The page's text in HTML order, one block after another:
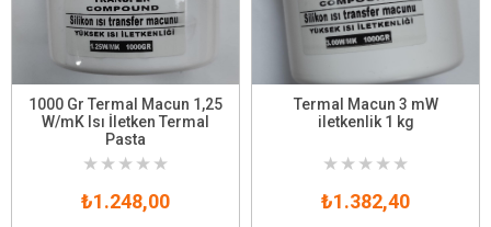
1000 Gr Termal Macun 1,25
W/mK Isı İletken Termal
Pasta
★ ★ ★ ★ ★
₺1.248,00
Termal Macun 3 mW
iletkenlik 1 kg
★ ★ ★ ★ ★
₺1.382,40